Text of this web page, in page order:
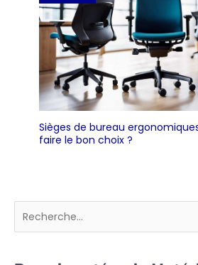
Sièges de bureau
faire le bon choix ?
Rechercher